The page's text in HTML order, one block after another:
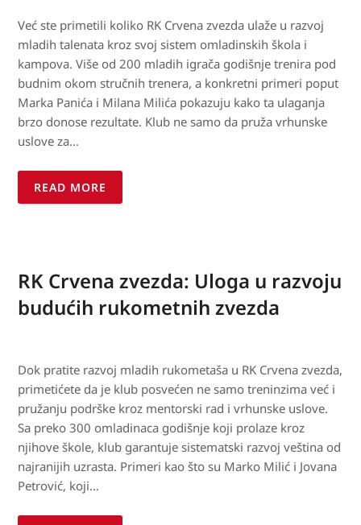
Već ste primetili koliko RK Crvena zvezda ulaže u razvoj
mladih talenata kroz svoj sistem omladinskih škola i
kampova. Više od 200 mladih igrača godišnje trenira pod
budnim okom stručnih trenera, a konkretni primeri poput
Marka Panića i Milana Milića pokazuju kako ta ulaganja
brzo donose rezultate. Klub ne samo da pruža vrhunske
uslove za…
READ MORE
RK Crvena zvezda: Uloga u razvoju
budućih rukometnih zvezda
Dok pratite razvoj mladih rukometaša u RK Crvena zvezda,
primetićete da je klub posvećen ne samo treninzima već i
pružanju podrške kroz mentorski rad i vrhunske uslove.
Sa preko 300 omladinaca godišnje koji prolaze kroz
njihove škole, klub garantuje sistematski razvoj veština od
najranijih uzrasta. Primeri kao što su Marko Milić i Jovana
Petrović, koji…